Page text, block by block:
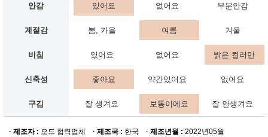
안감 있어요 없어요 부분안감
계절감 봄, 가을 여름 겨울
비침 있어요 없어요 밝은 컬러만
신축성 좋아요 약간있어요 없어요
구김 잘 생겨요 보통이에요 잘 안생겨요
· 제조자 : 오드 협력업체 · 제조국 : 한국 · 제조년월 : 2022년05월